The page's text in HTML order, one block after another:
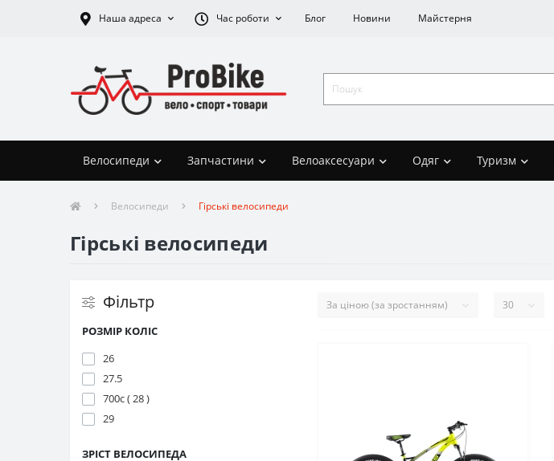
Наша адреса Час роботи Блог Новини Майстерня
Велосипеди Запчастини Велоаксесуари Одяг Туризм
Велосипеди Гірські велосипеди
Гірські велосипеди
Фільтр
РОЗМІР КОЛІС
26
27.5
700с ( 28 )
29
ЗРІСТ ВЕЛОСИПЕДА